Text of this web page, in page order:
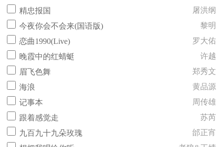
精忠报国
屠洪纲
今夜你会不会来(国语版)
黎明
恋曲1990(Live)
罗大佑
晚霞中的红蜻蜓
许越
眉飞色舞
郑秀文
海浪
黄品源
记事本
周传雄
跟着感觉走
苏芮
九百九十九朵玫瑰
邰正宵